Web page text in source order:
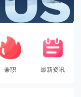
兼职 最新资讯